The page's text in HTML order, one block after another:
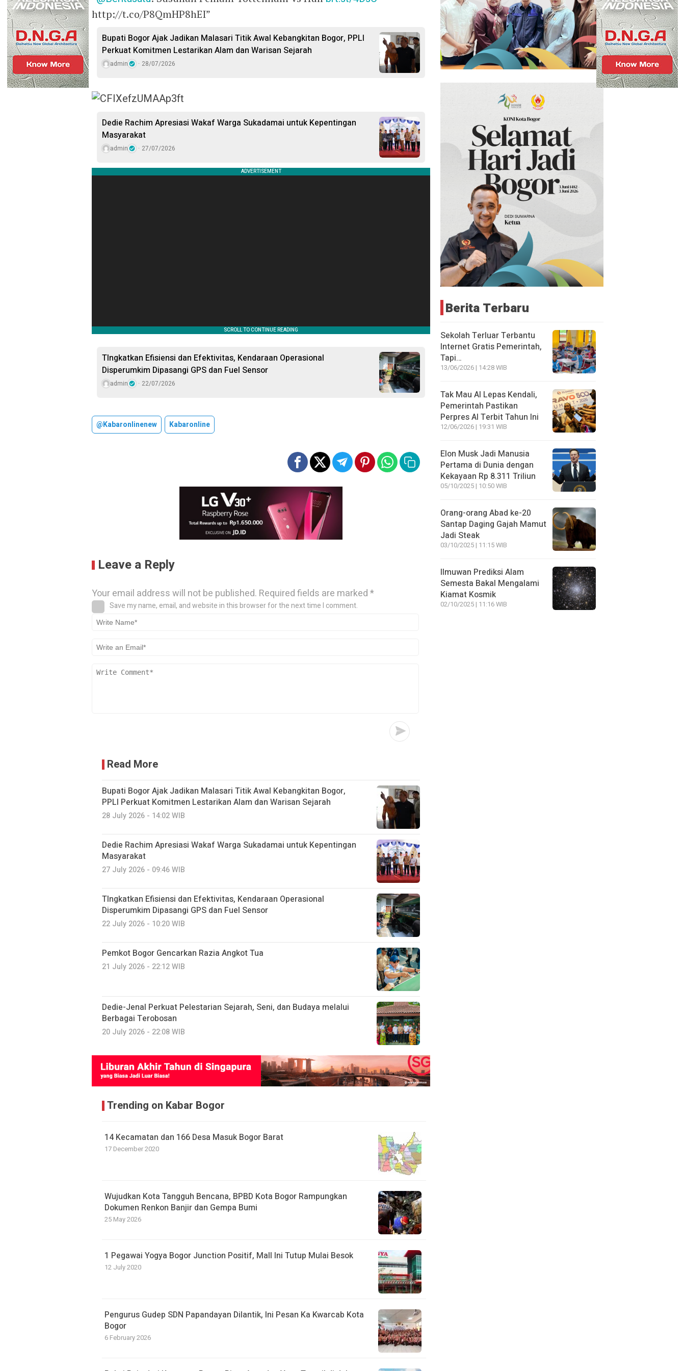
http://t.co/P8QmHP8hEI”
Bupati Bogor Ajak Jadikan Malasari Titik Awal Kebangkitan Bogor, PPLI
Perkuat Komitmen Lestarikan Alam dan Warisan Sejarah
admin 28/07/2026
Dedie Rachim Apresiasi Wakaf Warga Sukadamai untuk Kepentingan
Masyarakat
admin 27/07/2026
TIngkatkan Efisiensi dan Efektivitas, Kendaraan Operasional
Disperumkim Dipasangi GPS dan Fuel Sensor
admin 22/07/2026
@kabaronlinenew Kabaronline
Leave a Reply
Your email address will not be published. Required fields are marked*
Save my name, email, and website in this browser for the next time I comment.
Read More
Bupati Bogor Ajak Jadikan Malasari Titik Awal Kebangkitan Bogor,
PPLI Perkuat Komitmen Lestarikan Alam dan Warisan Sejarah
28 July 2026 - 14:02 WIB
Dedie Rachim Apresiasi Wakaf Warga Sukadamai untuk Kepentingan
Masyarakat
27 July 2026 - 09:46 WIB
TIngkatkan Efisiensi dan Efektivitas, Kendaraan Operasional
Disperumkim Dipasangi GPS dan Fuel Sensor
22 July 2026 - 10:20 WIB
Pemkot Bogor Gencarkan Razia Angkot Tua
21 July 2026 - 22:12 WIB
Dedie-Jenal Perkuat Pelestarian Sejarah, Seni, dan Budaya melalui
Berbagai Terobosan
20 July 2026 - 22:08 WIB
Trending on Kabar Bogor
14 Kecamatan dan 166 Desa Masuk Bogor Barat
17 December 2020
​Wujudkan Kota Tangguh Bencana, BPBD Kota Bogor Rampungkan
Dokumen Renkon Banjir dan Gempa Bumi
25 May 2026
1 Pegawai Yogya Bogor Junction Positif, Mall Ini Tutup Mulai Besok
12 July 2020
Pengurus Gudep SDN Papandayan Dilantik, Ini Pesan Ka Kwarcab Kota
Bogor
6 February 2026
Berita Terbaru
Sekolah Terluar Terbantu
Internet Gratis Pemerintah,
Tapi…
13/06/2026 | 14:28 WIB
Tak Mau AI Lepas Kendali,
Pemerintah Pastikan
Perpres AI Terbit Tahun Ini
12/06/2026 | 19:31 WIB
Elon Musk Jadi Manusia
Pertama di Dunia dengan
Kekayaan Rp 8.311 Triliun
05/10/2025 | 10:50 WIB
Orang-orang Abad ke-20
Santap Daging Gajah Mamut
Jadi Steak
03/10/2025 | 11:15 WIB
Ilmuwan Prediksi Alam
Semesta Bakal Mengalami
Kiamat Kosmik
02/10/2025 | 11:16 WIB